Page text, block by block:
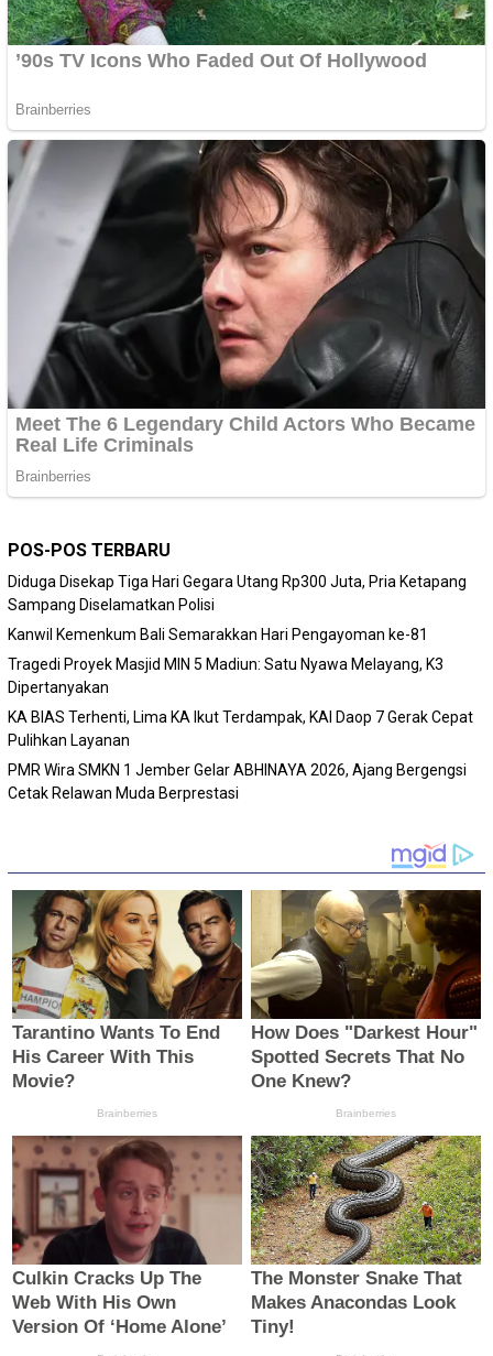
POS-POS TERBARU
Diduga Disekap Tiga Hari Gegara Utang Rp300 Juta, Pria Ketapang
Sampang Diselamatkan Polisi
Kanwil Kemenkum Bali Semarakkan Hari Pengayoman ke-81
Tragedi Proyek Masjid MIN 5 Madiun: Satu Nyawa Melayang, K3
Dipertanyakan
KA BIAS Terhenti, Lima KA Ikut Terdampak, KAI Daop 7 Gerak Cepat
Pulihkan Layanan
PMR Wira SMKN 1 Jember Gelar ABHINAYA 2026, Ajang Bergengsi
Cetak Relawan Muda Berprestasi